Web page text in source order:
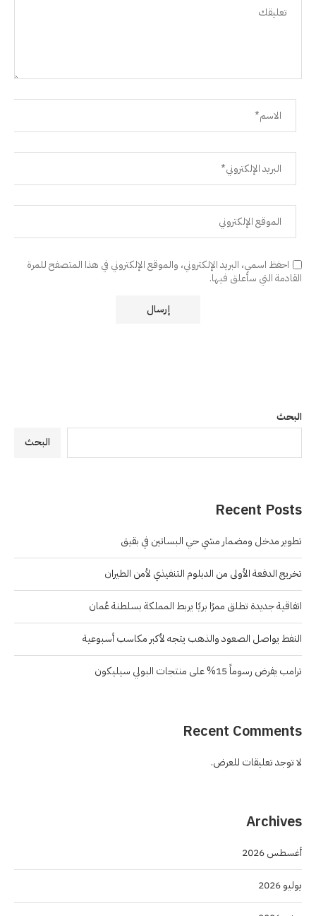
احفظ اسمي، البريد الإلكتروني، والموقع الإلكتروني في هذا المتصفح للمرة
القادمة التي سأعلق فيها.
البحث
البحث
Recent Posts
تطوير مدخل ومضمار مشي حي البساتين في بقيق
تخريج الدفعة الأولى من الدبلوم التنفيذي لأمن الطيران
اتفاقية جديدة تطلق ممرًا بريًا يربط المملكة بسلطنة عُمان
النفط يواصل الصعود والذهب يتجه لأكبر مكاسب أسبوعية
ترامب يفرض رسوماً 15% على منتجات البولي سيليكون
Recent Comments
لا توجد تعليقات للعرض.
Archives
أغسطس 2026
يوليو 2026